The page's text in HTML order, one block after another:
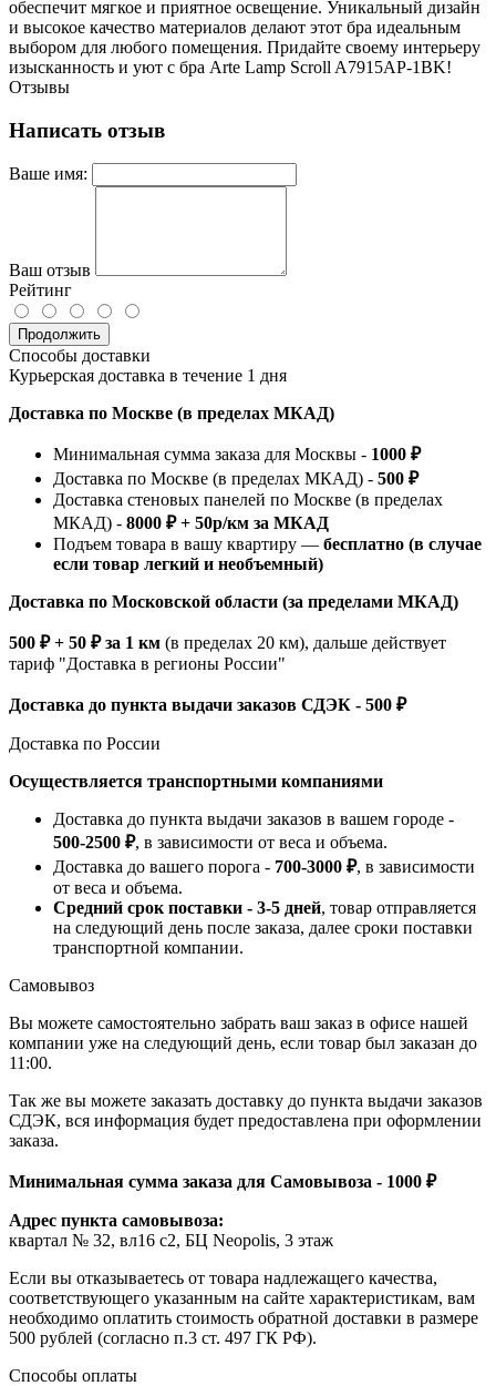
обеспечит мягкое и приятное освещение. Уникальный дизайн
и высокое качество материалов делают этот бра идеальным
выбором для любого помещения. Придайте своему интерьеру
изысканность и уют с бра Arte Lamp Scroll A7915AP-1BK!
Отзывы
Написать отзыв
Ваше имя:
Ваш отзыв
Рейтинг
Продолжить
Способы доставки
Курьерская доставка в течение 1 дня
Доставка по Москве (в пределах МКАД)
Минимальная сумма заказа для Москвы - 1000 ₽
Доставка по Москве (в пределах МКАД) - 500 ₽
Доставка стеновых панелей по Москве (в пределах
МКАД) - 8000 ₽ + 50р/км за МКАД
Подъем товара в вашу квартиру — бесплатно (в случае
если товар легкий и необъемный)
Доставка по Московской области (за пределами МКАД)
500 ₽ + 50 ₽ за 1 км (в пределах 20 км), дальше действует
тариф "Доставка в регионы России"
Доставка до пункта выдачи заказов СДЭК - 500 ₽
Доставка по России
Осуществляется транспортными компаниями
Доставка до пункта выдачи заказов в вашем городе -
500-2500 ₽, в зависимости от веса и объема.
Доставка до вашего порога - 700-3000 ₽, в зависимости
от веса и объема.
Средний срок поставки - 3-5 дней, товар отправляется
на следующий день после заказа, далее сроки поставки
транспортной компании.
Самовывоз
Вы можете самостоятельно забрать ваш заказ в офисе нашей
компании уже на следующий день, если товар был заказан до
11:00.
Так же вы можете заказать доставку до пункта выдачи заказов
СДЭК, вся информация будет предоставлена при оформлении
заказа.
Минимальная сумма заказа для Самовывоза - 1000 ₽
Адрес пункта самовывоза:
квартал № 32, вл16 с2, БЦ Neopolis, 3 этаж
Если вы отказываетесь от товара надлежащего качества,
соответствующего указанным на сайте характеристикам, вам
необходимо оплатить стоимость обратной доставки в размере
500 рублей (согласно п.3 ст. 497 ГК РФ).
Способы оплаты